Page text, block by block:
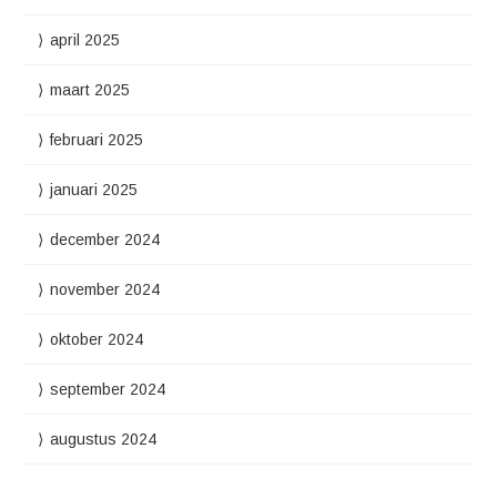
april 2025
maart 2025
februari 2025
januari 2025
december 2024
november 2024
oktober 2024
september 2024
augustus 2024